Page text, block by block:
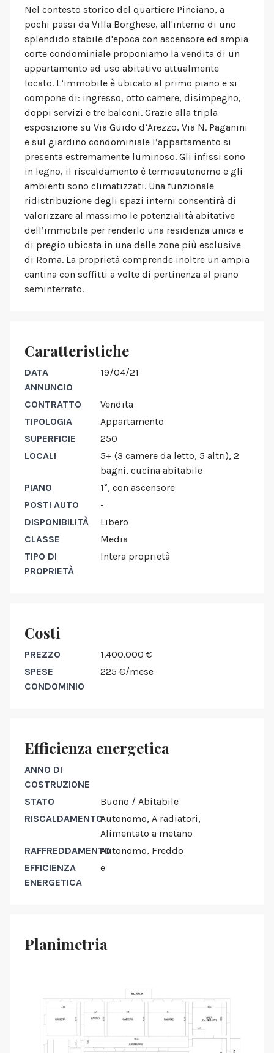
Nel contesto storico del quartiere Pinciano, a
pochi passi da Villa Borghese, all'interno di uno
splendido stabile d'epoca con ascensore ed ampia
corte condominiale proponiamo la vendita di un
appartamento ad uso abitativo attualmente
locato. L’immobile è ubicato al primo piano e si
compone di: ingresso, otto camere, disimpegno,
doppi servizi e tre balconi. Grazie alla tripla
esposizione su Via Guido d’Arezzo, Via N. Paganini
e sul giardino condominiale l’appartamento si
presenta estremamente luminoso. Gli infissi sono
in legno, il riscaldamento è termoautonomo e gli
ambienti sono climatizzati. Una funzionale
ridistribuzione degli spazi interni consentirà di
valorizzare al massimo le potenzialità abitative
dell’immobile per renderlo una residenza unica e
di pregio ubicata in una delle zone più esclusive
di Roma. La proprietà comprende inoltre un ampia
cantina con soffitti a volte di pertinenza al piano
seminterrato.
Caratteristiche
DATA
ANNUNCIO
19/04/21
CONTRATTO
Vendita
TIPOLOGIA
Appartamento
SUPERFICIE
250
LOCALI
5+ (3 camere da letto, 5 altri), 2
bagni, cucina abitabile
PIANO
1°, con ascensore
POSTI AUTO
-
DISPONIBILITÀ
Libero
CLASSE
Media
TIPO DI
PROPRIETÀ
Intera proprietà
Costi
PREZZO
1.400.000 €
SPESE
CONDOMINIO
225 €/mese
Efficienza energetica
ANNO DI
COSTRUZIONE
STATO
Buono / Abitabile
RISCALDAMENTOAutonomo, A radiatori,
Alimentato a metano
RAFFREDDAMENTOAutonomo, Freddo
EFFICIENZA
ENERGETICA
e
Planimetria